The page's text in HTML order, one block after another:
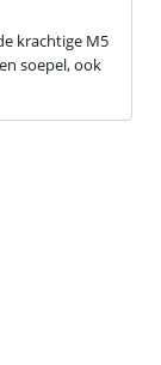
krachtige M5
soepel, ook